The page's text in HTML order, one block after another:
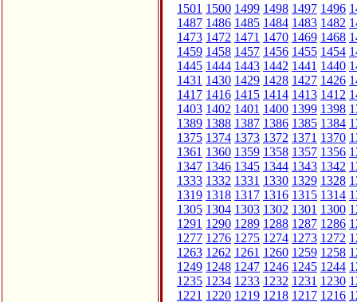
1501 1500 1499 1498 1497 1496
1487 1486 1485 1484 1483 1482
1473 1472 1471 1470 1469 1468
1459 1458 1457 1456 1455 1454
1445 1444 1443 1442 1441 1440
1431 1430 1429 1428 1427 1426
1417 1416 1415 1414 1413 1412
1403 1402 1401 1400 1399 1398
1389 1388 1387 1386 1385 1384
1375 1374 1373 1372 1371 1370
1361 1360 1359 1358 1357 1356
1347 1346 1345 1344 1343 1342
1333 1332 1331 1330 1329 1328
1319 1318 1317 1316 1315 1314
1305 1304 1303 1302 1301 1300
1291 1290 1289 1288 1287 1286
1277 1276 1275 1274 1273 1272
1263 1262 1261 1260 1259 1258
1249 1248 1247 1246 1245 1244
1235 1234 1233 1232 1231 1230
1221 1220 1219 1218 1217 1216